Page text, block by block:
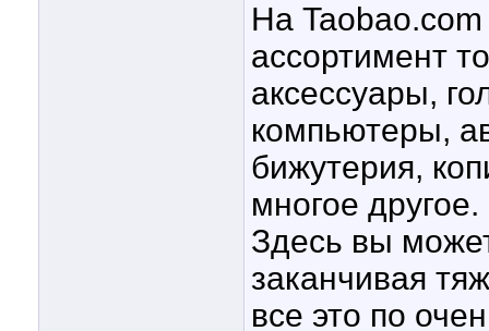
На
ассортимент
аксессуары,
компьютеры,
бижутерия,
многое другое.
Здесь вы
заканчивая
все это по